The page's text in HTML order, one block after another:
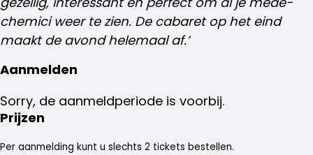
chemici weer te zien. De cabaret op het eind
maakt de avond helemaal af.’
Aanmelden
Sorry, de aanmeldperiode is voorbij.
Prijzen
Per aanmelding kunt u slechts 2 tickets bestellen.